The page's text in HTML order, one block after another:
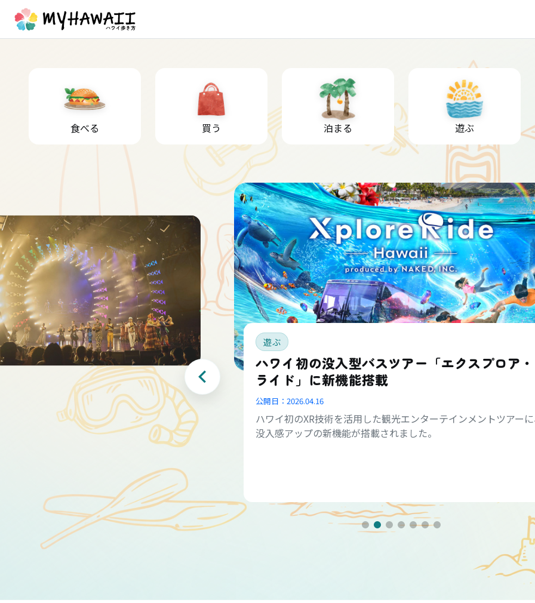
食べる 買う 泊まる 遊ぶ
遊ぶ
ハワイ初の没入型バスツアー「エクスプロア・
ライド」に新機能搭載
公開日： 2026.04.16
ハワイ初のXR技術を活用した観光エンターテインメントツアー
没入感アップの新機能が搭載されました。